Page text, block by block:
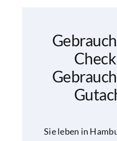
Sie leben in